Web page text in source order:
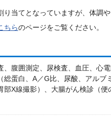
り当てとなっていますが、体調
ちらのページをご覧ください。
、腹囲測定、尿検査、血圧、心
蛋白、A／G比、尿酸、アルブ
部X線撮影）、大腸がん検診（